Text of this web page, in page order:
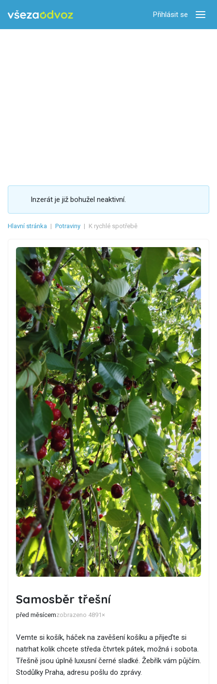
Přihlásit se
Inzerát je již bohužel neaktivní.
Hlavní stránka | Potraviny | K rychlé spotřebě
Samosběr třešní
před měsícemzobrazeno 4891×
Vemte si košík, háček na zavěšení košíku a přijeďte si
natrhat kolik chcete středa čtvrtek pátek, možná i sobota.
Třešně jsou úplně luxusní černé sladké. Žebřík vám půjčím.
Stodůlky Praha, adresu pošlu do zprávy.